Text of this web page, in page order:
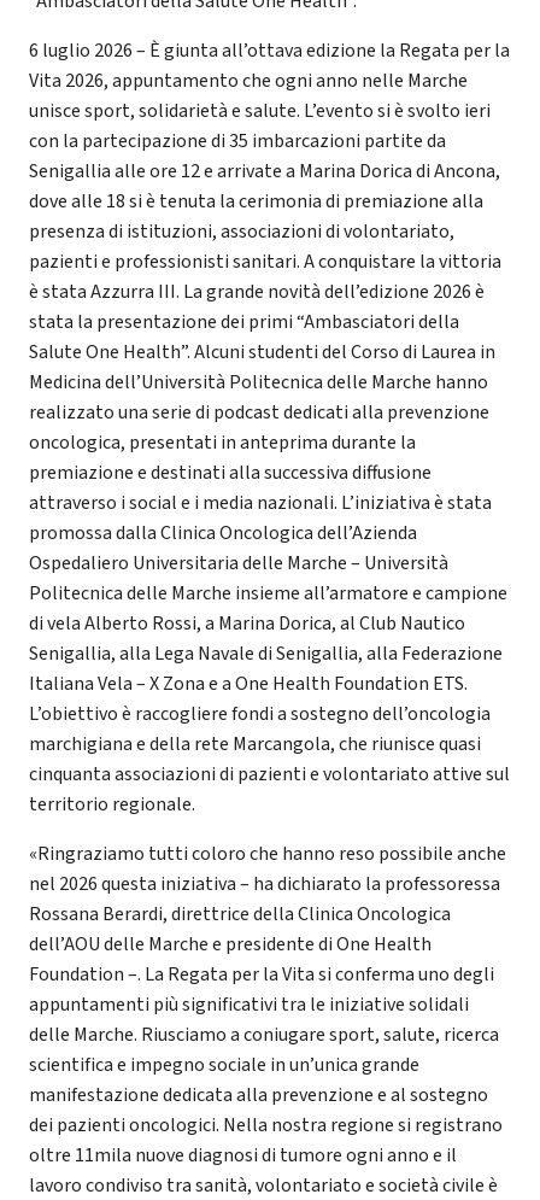
6 luglio 2026 – È giunta all’ottava edizione la Regata per la
Vita 2026, appuntamento che ogni anno nelle Marche
unisce sport, solidarietà e salute. L’evento si è svolto ieri
con la partecipazione di 35 imbarcazioni partite da
Senigallia alle ore 12 e arrivate a Marina Dorica di Ancona,
dove alle 18 si è tenuta la cerimonia di premiazione alla
presenza di istituzioni, associazioni di volontariato,
pazienti e professionisti sanitari. A conquistare la vittoria
è stata Azzurra III. La grande novità dell’edizione 2026 è
stata la presentazione dei primi “Ambasciatori della
Salute One Health”. Alcuni studenti del Corso di Laurea in
Medicina dell’Università Politecnica delle Marche hanno
realizzato una serie di podcast dedicati alla prevenzione
oncologica, presentati in anteprima durante la
premiazione e destinati alla successiva diffusione
attraverso i social e i media nazionali. L’iniziativa è stata
promossa dalla Clinica Oncologica dell’Azienda
Ospedaliero Universitaria delle Marche – Università
Politecnica delle Marche insieme all’armatore e campione
di vela Alberto Rossi, a Marina Dorica, al Club Nautico
Senigallia, alla Lega Navale di Senigallia, alla Federazione
Italiana Vela – X Zona e a One Health Foundation ETS.
L’obiettivo è raccogliere fondi a sostegno dell’oncologia
marchigiana e della rete Marcangola, che riunisce quasi
cinquanta associazioni di pazienti e volontariato attive sul
territorio regionale.
«Ringraziamo tutti coloro che hanno reso possibile anche
nel 2026 questa iniziativa – ha dichiarato la professoressa
Rossana Berardi, direttrice della Clinica Oncologica
dell’AOU delle Marche e presidente di One Health
Foundation –. La Regata per la Vita si conferma uno degli
appuntamenti più significativi tra le iniziative solidali
delle Marche. Riusciamo a coniugare sport, salute, ricerca
scientifica e impegno sociale in un’unica grande
manifestazione dedicata alla prevenzione e al sostegno
dei pazienti oncologici. Nella nostra regione si registrano
oltre 11mila nuove diagnosi di tumore ogni anno e il
lavoro condiviso tra sanità, volontariato e società civile è